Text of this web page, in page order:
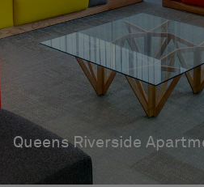
Queens Riverside